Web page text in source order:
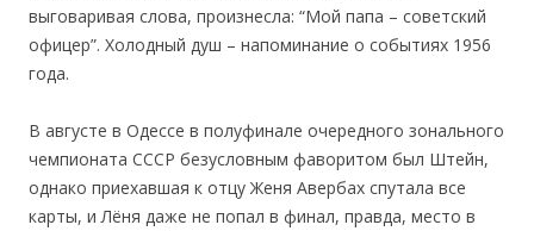
выговаривая слова, произнесла: “Мой папа – советский
офицер”. Холодный душ – напоминание о событиях 1956
года.
В августе в Одессе в полуфинале очередного зонального
чемпионата СССР безусловным фаворитом был Штейн,
однако приехавшая к отцу Женя Авербах спутала все
карты, и Лёня даже не попал в финал, правда, место в